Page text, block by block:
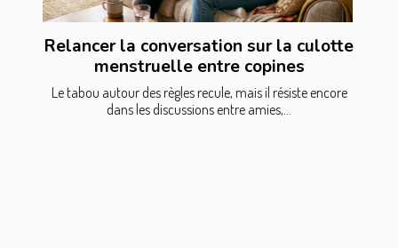
Relancer la conversation sur la culotte
menstruelle entre copines
Le tabou autour des règles recule, mais il résiste encore
dans les discussions entre amies,...